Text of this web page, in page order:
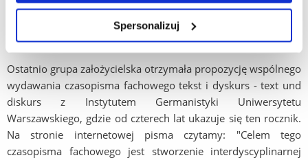
Spersonalizuj
dyskusje o prowadzonych i planowanych projektach Zakładu
Teorii Komunikacji Językowej i projektach indywidualnych
pracowników IFG UR.
Ostatnio grupa założycielska otrzymała propozycję wspólnego
wydawania czasopisma fachowego tekst i dyskurs - text und
diskurs z Instytutem Germanistyki Uniwersytetu
Warszawskiego, gdzie od czterech lat ukazuje się ten rocznik.
Na stronie internetowej pisma czytamy: "Celem tego
czasopisma fachowego jest stworzenie interdyscyplinarnej